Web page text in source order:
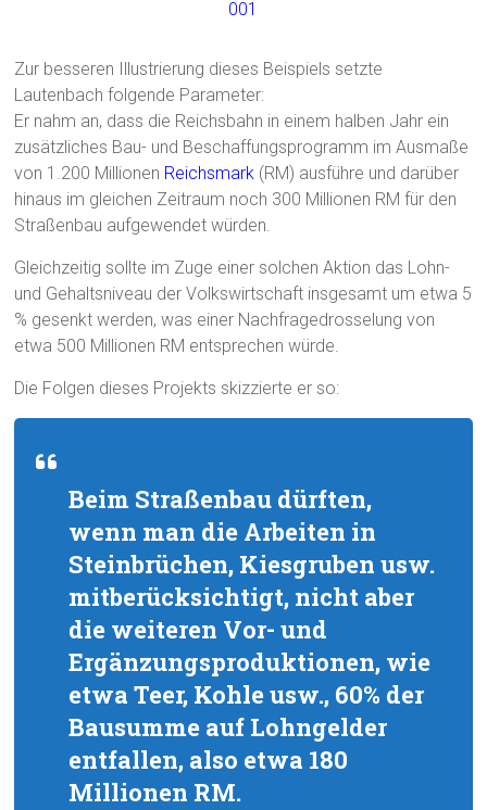
Zur besseren Illustrierung dieses Beispiels setzte
Lautenbach folgende Parameter:
Er nahm an, dass die Reichsbahn in einem halben Jahr ein
zusätzliches Bau- und Beschaffungsprogramm im Ausmaße
von 1.200 Millionen Reichsmark (RM) ausführe und darüber
hinaus im gleichen Zeitraum noch 300 Millionen RM für den
Straßenbau aufgewendet würden.
Gleichzeitig sollte im Zuge einer solchen Aktion das Lohn-
und Gehaltsniveau der Volkswirtschaft insgesamt um etwa 5
% gesenkt werden, was einer Nachfragedrosselung von
etwa 500 Millionen RM entsprechen würde.
Die Folgen dieses Projekts skizzierte er so:
Beim Straßenbau dürften,
wenn man die Arbeiten in
Steinbrüchen, Kiesgruben usw.
mitberücksichtigt, nicht aber
die weiteren Vor- und
Ergänzungsproduktionen, wie
etwa Teer, Kohle usw., 60% der
Bausumme auf Lohngelder
entfallen, also etwa 180
Millionen RM.